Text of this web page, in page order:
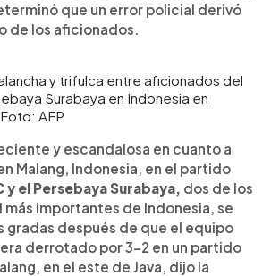
que un error policial derivó
de los aficionados.
y trifulca entre aficionados del
Surabaya en Indonesia en
AFP
y escandalosa en cuanto a
Malang, Indonesia, en el partido
y el Persebaya Surabaya, dos de los
importantes de Indonesia, se
gradas después de que el equipo
derrotado por 3-2 en un partido
en el este de Java, dijo la